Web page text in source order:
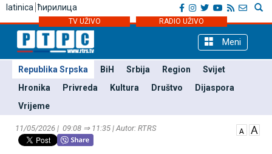
latinica ћирилица
TV UŽIVO RADIO UŽIVO
Meni
Republika Srpska BiH Srbija Region
Svijet
Hronika
Privreda Kultura Društvo
Dijaspora
Vrijeme
11/05/2026 | 09:08 ⇒ 11:35 | Autor: RTRS